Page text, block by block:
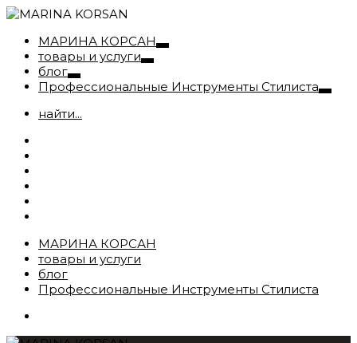
МАРИНА КОРСАН
товары и услуги
блог
Профессиональные Инструменты Стилиста
найти...
МАРИНА КОРСАН
товары и услуги
блог
Профессиональные Инструменты Стилиста